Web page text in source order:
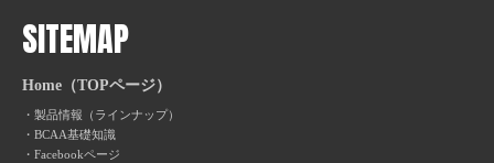
SITEMAP
Home（TOPページ）
製品情報（ラインナップ）
BCAA基礎知識
Facebookページ